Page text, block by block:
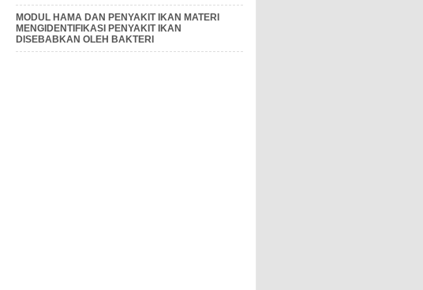
MODUL HAMA DAN PENYAKIT IKAN MATERI
MENGIDENTIFIKASI PENYAKIT IKAN
DISEBABKAN OLEH BAKTERI